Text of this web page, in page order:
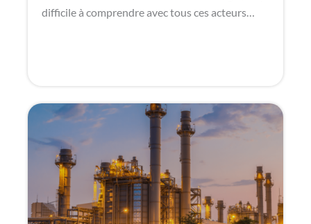
difficile à comprendre avec tous ces acteurs…